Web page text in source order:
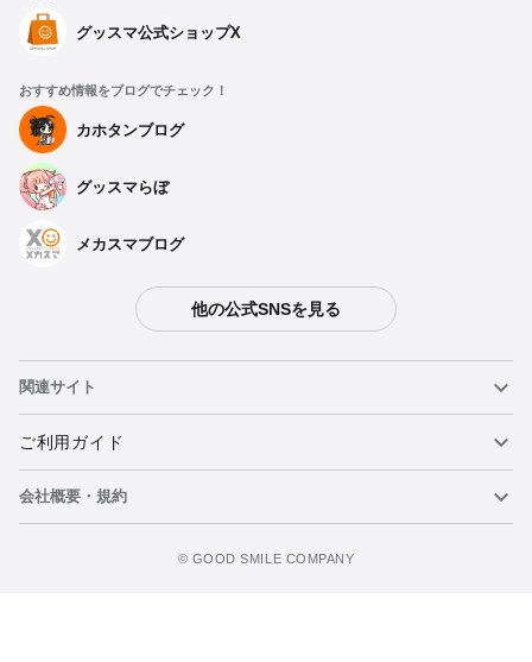
グッスマ公式ショップX
おすすめ情報をブログでチェック！
カホタンブログ
グッスマらぼ
メカスマブログ
他の公式SNSを見る
関連サイト
ねんどろいど
ねんどろいどフェイスメーカー
ご利用ガイド
重要なお知らせ
会社概要・規約
©️ GOOD SMILE COMPANY